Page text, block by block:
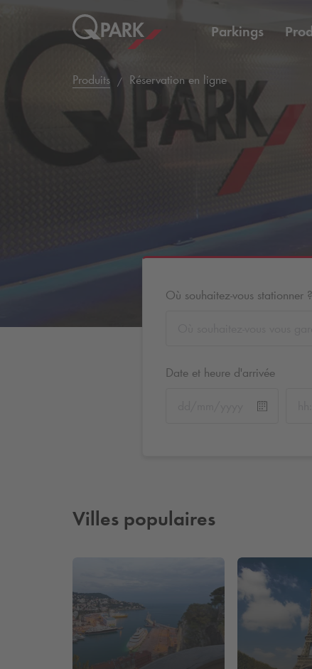
Parkings
Produits Réservation en ligne
Où souhaitez-vous stationner ?
Date et heure d'arrivée
Villes populaires